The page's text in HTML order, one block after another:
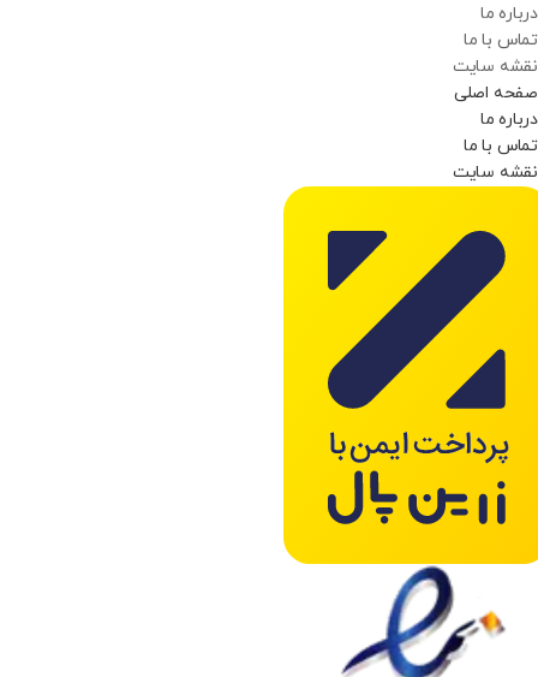
درباره ما
تماس با ما
نقشه سایت
صفحه اصلی
درباره ما
تماس با ما
نقشه سایت